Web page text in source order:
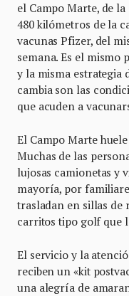
el Campo Marte, de
480 kilómetros de la
vacunas Pfizer, del
semana. Es el mismo
y la misma estrategia
cambia son las
que acuden a
El Campo Marte
Muchas de las
lujosas camionetas y
mayoría, por
trasladan en sillas de
carritos tipo golf que
El servicio y la
reciben un «kit
una alegría de